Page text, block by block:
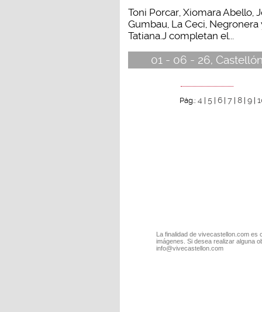
Toni Porcar, Xiomara Abello,
Gumbau, La Ceci, Negronera
Tatiana.J completan el...
01 - 06 - 26,
Pág.: 4| 5| 6| 7| 8| 9|
La finalidad de vivecastellon.com
imágenes. Si desea realizar alguna
info@vivecastellon.com